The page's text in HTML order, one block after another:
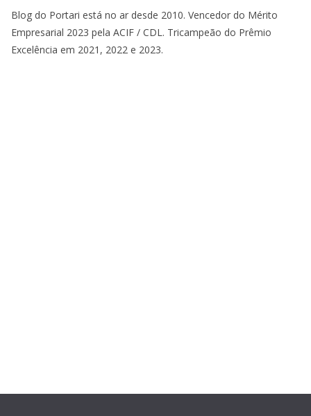
Blog do Portari está no ar desde 2010. Vencedor do Mérito
Empresarial 2023 pela ACIF / CDL. Tricampeão do Prêmio
Excelência em 2021, 2022 e 2023.